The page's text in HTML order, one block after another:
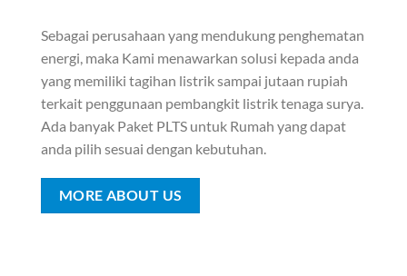
Sebagai perusahaan yang mendukung penghematan
energi, maka Kami menawarkan solusi kepada anda
yang memiliki tagihan listrik sampai jutaan rupiah
terkait penggunaan pembangkit listrik tenaga surya.
Ada banyak Paket PLTS untuk Rumah yang dapat
anda pilih sesuai dengan kebutuhan.
MORE ABOUT US